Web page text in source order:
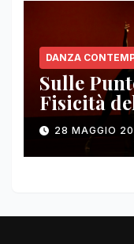
DANZA
Sulle
Fisicità
Passato
28 MAGGIO